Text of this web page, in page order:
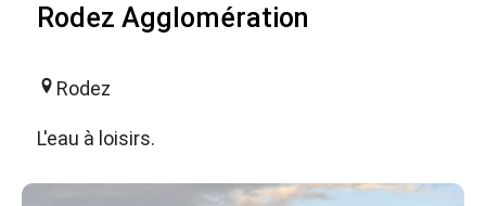
Rodez Agglomération
Rodez
L'eau à loisirs.